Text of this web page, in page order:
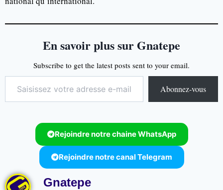
En savoir plus sur Gnatepe
Subscribe to get the latest posts sent to your email.
Abonnez-vous
Rejoindre notre chaine WhatsApp
Rejoindre notre canal Telegram
Gnatepe